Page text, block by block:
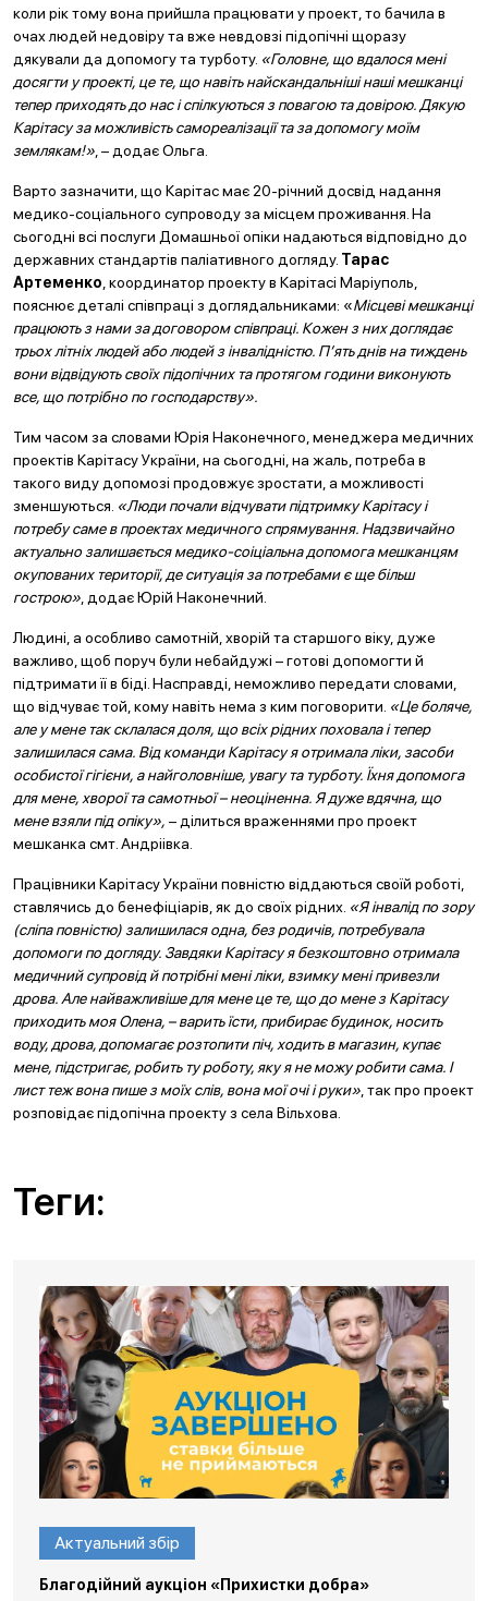
коли рік тому вона прийшла працювати у проект, то бачила в
очах людей недовіру та вже невдовзі підопічні щоразу
дякували да допомогу та турботу. «Головне, що вдалося мені
досягти у проекті, це те, що навіть найскандальніші наші мешканці
тепер приходять до нас і спілкуються з повагою та довірою. Дякую
Карітасу за можливість самореалізації та за допомогу моїм
землякам!» , – додає Ольга.
Варто зазначити, що Карітас має 20-річний досвід надання
медико-соціального супроводу за місцем проживання. На
сьогодні всі послуги Домашньої опіки надаються відповідно до
державних стандартів паліативного догляду. Тарас
Артеменко , координатор проекту в Карітасі Маріуполь,
пояснює деталі співпраці з доглядальниками: «Місцеві мешканці
працюють з нами за договором співпраці. Кожен з них доглядає
трьох літніх людей або людей з інвалідністю. П’ять днів на тиждень
вони відвідують своїх підопічних та протягом години виконують
все, що потрібно по господарству».
Тим часом за словами Юрія Наконечного, менеджера медичних
проектів Карітасу України, на сьогодні, на жаль, потреба в
такого виду допомозі продовжує зростати, а можливості
зменшуються. «Люди почали відчувати підтримку Карітасу і
потребу саме в проектах медичного спрямування. Надзвичайно
актуально залишається медико-соіціальна допомога мешканцям
окупованих території, де ситуація за потребами є ще більш
гострою» , додає Юрій Наконечний.
Людині, а особливо самотній, хворій та старшого віку, дуже
важливо, щоб поруч були небайдужі – готові допомогти й
підтримати її в біді. Насправді, неможливо передати словами,
що відчуває той, кому навіть нема з ким поговорити. «Це боляче,
але у мене так склалася доля, що всіх рідних поховала і тепер
залишилася сама. Від команди Карітасу я отримала ліки, засоби
особистої гігієни, а найголовніше, увагу та турботу. Їхня допомога
для мене, хворої та самотньої–неоціненна. Я дуже вдячна, що
мене взяли під опіку», – ділиться враженнями про проект
мешканка смт. Андріівка.
Працівники Карітасу України повністю віддаються своїй роботі,
ставлячись до бенефіціарів, як до своїх рідних. «Я інвалід по зору
(сліпа повністю) залишилася одна, без родичів, потребувала
допомоги по догляду. Завдяки Карітасу я безкоштовно отримала
медичний супровід й потрібні мені ліки, взимку мені привезли
дрова. Але найважливіше для мене це те, що до мене з Карітасу
приходить моя Олена, – варить їсти, прибирає будинок, носить
воду, дрова, допомагає розтопити піч, ходить в магазин, купає
мене, підстригає, робить ту роботу, яку я не можу робити сама. І
лист теж вона пише з моїх слів, вона мої очі і руки» , так про проект
розповідає підопічна проекту з села Вільхова.
Теги:
Актуальний збір
Благодійний аукціон «Прихистки добра»